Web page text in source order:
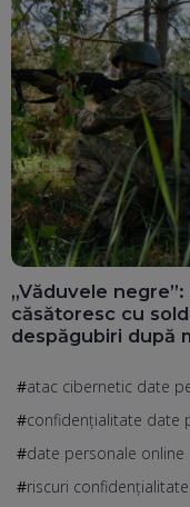
„Văduvele
căsătoresc cu
despăgubiri după
atac cibernetic date
confidențialitate date
date personale online
riscuri